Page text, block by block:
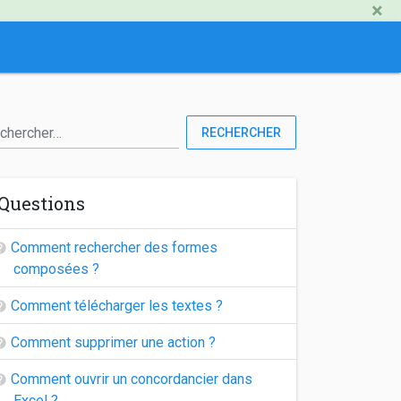
×
RECHERCHER
Comment rechercher des formes
composées ?
Comment télécharger les textes ?
Comment supprimer une action ?
Comment ouvrir un concordancier dans